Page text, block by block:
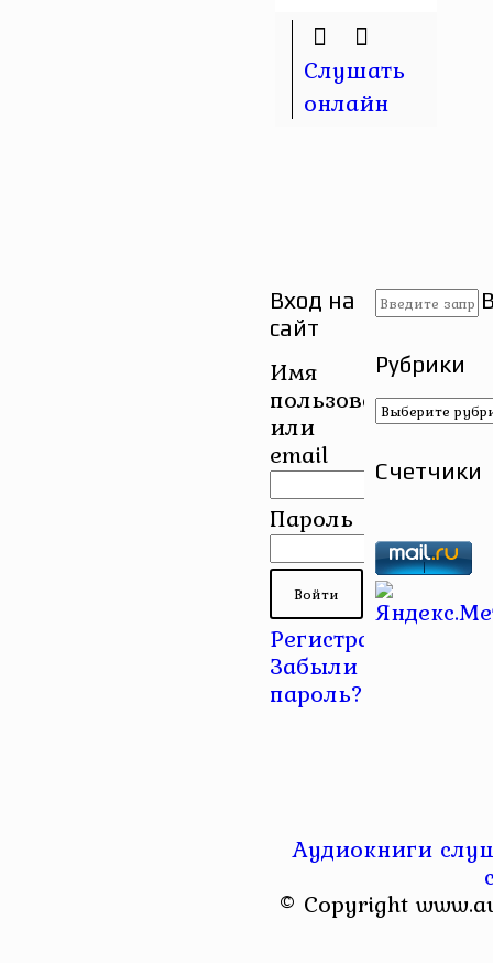
Слушать
онлайн
Вход на
сайт
Имя
пользователя
или
email
Пароль
Регистрация
Забыли
пароль?
Рубрики
Рубрики
Счетчики
Аудиокниги
© Copyright